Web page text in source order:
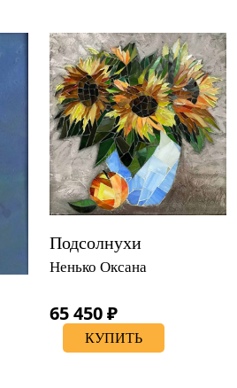
Подсолнухи
Ненько Оксана
65 450 ₽
КУПИТЬ